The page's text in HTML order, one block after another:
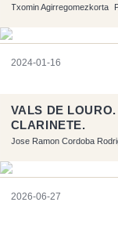
Txomin Agirregomezkorta
2024-01-16
VALS DE
CLARINETE.
Jose Ramon Cordoba
2026-06-27